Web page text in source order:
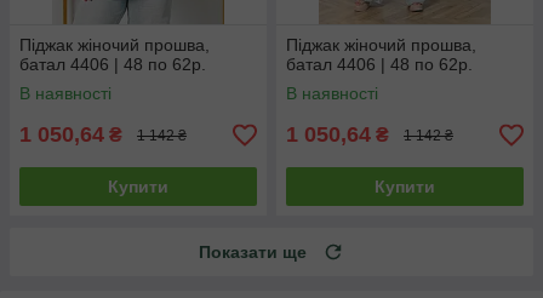
Піджак жіночий прошва,
батал 4406 | 48 по 62р.
В наявності
1 050,64 ₴ 1 142 ₴
Купити
Піджак жіночий прошва,
батал 4406 | 48 по 62р.
В наявності
1 050,64 ₴ 1 142 ₴
Купити
Показати ще